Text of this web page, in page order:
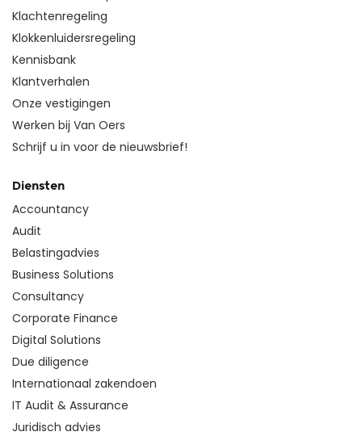
Klachtenregeling
Klokkenluidersregeling
Kennisbank
Klantverhalen
Onze vestigingen
Werken bij Van Oers
Schrijf u in voor de nieuwsbrief!
Diensten
Accountancy
Audit
Belastingadvies
Business Solutions
Consultancy
Corporate Finance
Digital Solutions
Due diligence
Internationaal zakendoen
IT Audit & Assurance
Juridisch advies